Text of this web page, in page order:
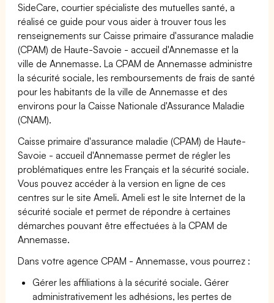
SideCare, courtier spécialiste des mutuelles santé, a
réalisé ce guide pour vous aider à trouver tous les
renseignements sur Caisse primaire d'assurance maladie
(CPAM) de Haute-Savoie - accueil d'Annemasse et la
ville de Annemasse. La CPAM de Annemasse administre
la sécurité sociale, les remboursements de frais de santé
pour les habitants de la ville de Annemasse et des
environs pour la Caisse Nationale d'Assurance Maladie
(CNAM).
Caisse primaire d'assurance maladie (CPAM) de Haute-
Savoie - accueil d'Annemasse permet de régler les
problématiques entre les Français et la sécurité sociale.
Vous pouvez accéder à la version en ligne de ces
centres sur le site Ameli. Ameli est le site Internet de la
sécurité sociale et permet de répondre à certaines
démarches pouvant être effectuées à la CPAM de
Annemasse.
Dans votre agence CPAM - Annemasse, vous pourrez :
Gérer les affiliations à la sécurité sociale. Gérer
administrativement les adhésions, les pertes de